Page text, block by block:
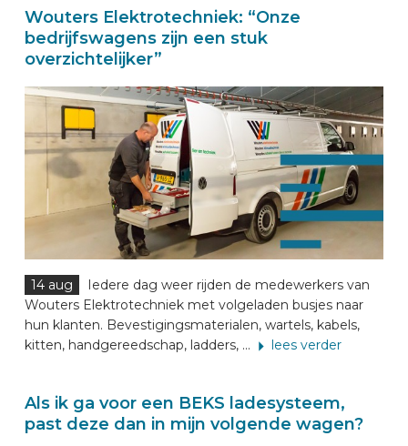
Wouters Elektrotechniek: “Onze
bedrijfswagens zijn een stuk
overzichtelijker”
14 aug
Iedere dag weer rijden de medewerkers van
Wouters Elektrotechniek met volgeladen busjes naar
hun klanten. Bevestigingsmaterialen, wartels, kabels,
kitten, handgereedschap, ladders, ...
lees verder
Als ik ga voor een BEKS ladesysteem,
past deze dan in mijn volgende wagen?